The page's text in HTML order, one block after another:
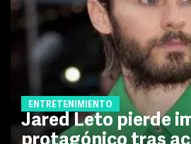
ENTRETENIMIENTO
Jared Leto pierde